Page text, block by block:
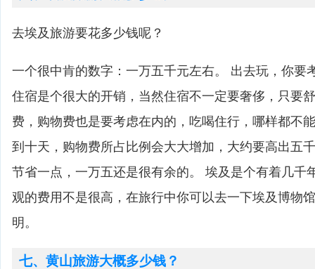
去埃及旅游要花多少钱呢？
一个很中肯的数字：一万五千元左右。 出去玩，你要
住宿是个很大的开销，当然住宿不一定要奢侈，只要
费，购物费也是要考虑在内的，吃喝住行，哪样都不
到十天，购物费所占比例会大大增加，大约要高出五
节省一点，一万五还是很有余的。 埃及是个有着几千
观的费用不是很高，在旅行中你可以去一下埃及博物
明。
七、黄山旅游大概多少钱？